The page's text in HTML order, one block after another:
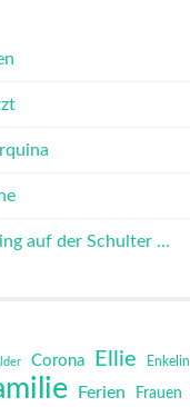
auf der Schulter …
Corona Ellie Enkelin
Ferien Frauen